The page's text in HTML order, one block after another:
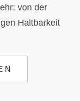
von der
Haltbarkeit